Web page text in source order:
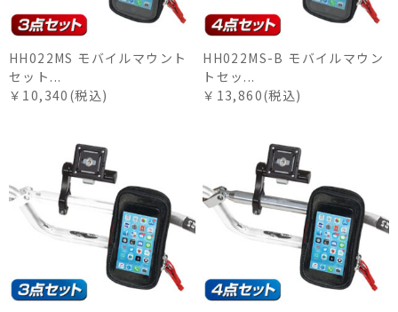
HH022MS モバイルマウント
セット...
￥10,340(税込)
HH022MS-B モバイルマウン
トセッ...
￥13,860(税込)